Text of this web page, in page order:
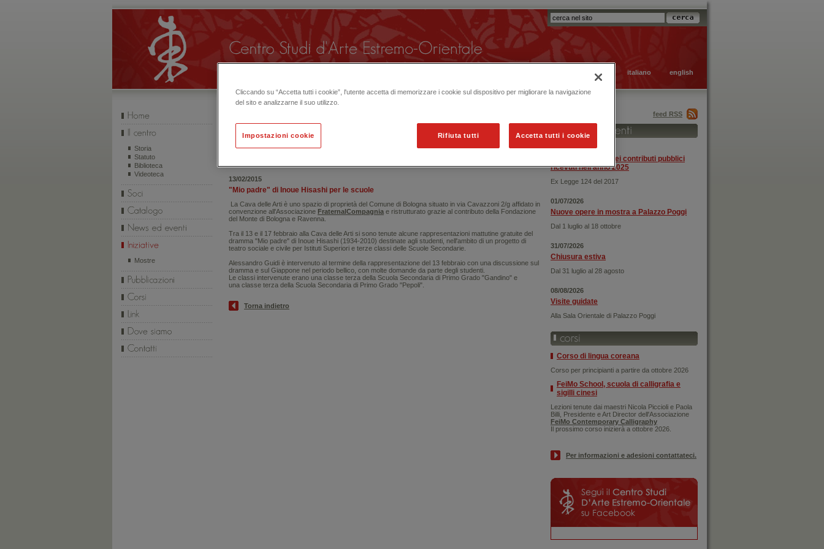
italiano english
Storia
Statuto
Biblioteca
Videoteca
Mostre
INIZIATIVE ORGANIZZATE IN PASSATO
13/02/2015
"Mio padre" di Inoue Hisashi per le scuole
La Cava delle Arti è uno spazio di proprietà del Comune di Bologna situato in via Cavazzoni 2/g affidato in
convenzione all'Associazione FraternalCompagnia e ristrutturato grazie al contributo della Fondazione
del Monte di Bologna e Ravenna.
Tra il 13 e il 17 febbraio alla Cava delle Arti si sono tenute alcune rappresentazioni mattutine gratuite del
dramma "Mio padre" di Inoue Hisashi (1934-2010) destinate agli studenti, nell'ambito di un progetto di
teatro sociale e civile per Istituti Superiori e terze classi delle Scuole Secondarie.
Alessandro Guidi è intervenuto al termine della rappresentazione del 13 febbraio con una discussione sul
dramma e sul Giappone nel periodo bellico, con molte domande da parte degli studenti.
Le classi intervenute erano una classe terza della Scuola Secondaria di Primo Grado "Gandino" e
una classe terza della Scuola Secondaria di Primo Grado "Pepoli".
Torna indietro
feed RSS
31/12/2025
Rendicontazione dei contributi pubblici
ricevuti nell'anno 2025
Ex Legge 124 del 2017
01/07/2026
Nuove opere in mostra a Palazzo Poggi
Dal 1 luglio al 18 ottobre
31/07/2026
Chiusura estiva
Dal 31 luglio al 28 agosto
08/08/2026
Visite guidate
Alla Sala Orientale di Palazzo Poggi
Corso di lingua coreana
Corso per principianti a partire da ottobre 2026
FeiMo School, scuola di calligrafia e
sigilli cinesi
Lezioni tenute dai maestri Nicola Piccioli e Paola
Billi, Presidente e Art Director dell'Associazione
FeiMo Contemporary Calligraphy
Il prossimo corso inizierà a ottobre 2026.
Per informazioni e adesioni contattateci.
Cliccando su “Accetta tutti i cookie”, l'utente accetta di memorizzare i cookie sul dispositivo per migliorare la navigazione
del sito e analizzarne il suo utilizzo.
Rifiuta tutti Accetta tutti i cookie
Impostazioni cookie